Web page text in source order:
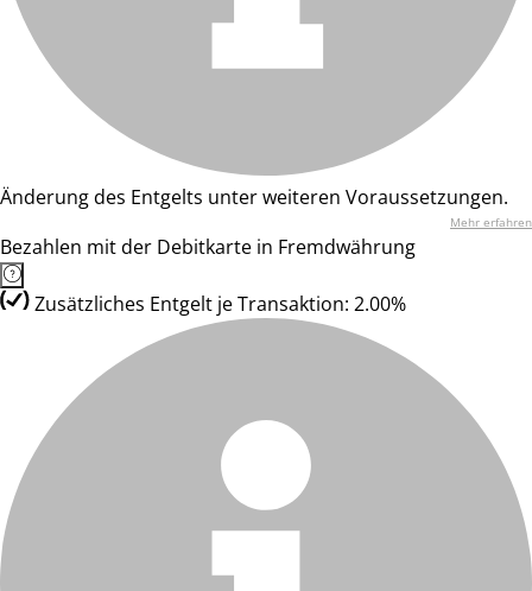
Änderung des Entgelts unter weiteren Voraussetzungen.
Mehr erfahren
Bezahlen mit der Debitkarte in Fremdwährung
Zusätzliches Entgelt je Transaktion: 2.00%